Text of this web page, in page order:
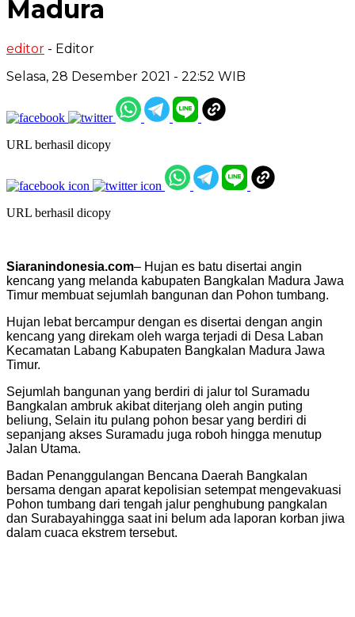
Madura
editor - Editor
Selasa, 28 Desember 2021 - 22:52 WIB
URL berhasil dicopy
URL berhasil dicopy
Siaranindonesia.com– Hujan es batu disertai angin
kencang yang melanda kabupaten Bangkalan Madura Jawa
Timur membuat sejumlah bangunan dan Pohon tumbang.
Hujan lebat bercampur dengan es disertai dengan angin
kencang yang direkam oleh warga terjadi di Desa Laban
Kecamatan Labang Kabupaten Bangkalan Madura Jawa
Timur.
Sejumlah bangunan yang berdiri di jalur tol Suramadu
Bangkalan ambruk akibat diterjang oleh angin puting
beliung, Selain itu pulang pohon besar yang berdiri di
sepanjang akses Suramadu juga roboh hingga menutup
Jalan Utama.
Badan Penanggulangan Bencana Daerah Bangkalan
bersama dengan aparat kepolisian setempat mengevakuasi
Pohon tumbang dari tengah jalur penghubung pangkalan
dan Surabayahingga saat ini belum ada laporan korban jiwa
dalam cuaca ekstrem tersebut.